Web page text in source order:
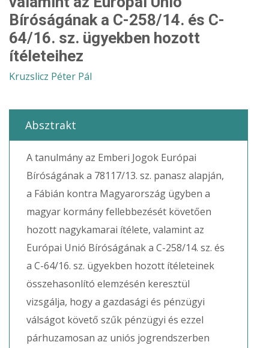
Bíróságának a C-258/14. és C-
64/16. sz. ügyekben hozott
ítéleteihez
Kruzslicz Péter Pál
Absztrakt
A tanulmány az Emberi Jogok Európai
Bíróságának a 78117/13. sz. panasz alapján,
a Fábián kontra Magyarország ügyben a
magyar kormány fellebbezését követően
hozott nagykamarai ítélete, valamint az
Európai Unió Bíróságának a C-258/14. sz. és
a C-64/16. sz. ügyekben hozott ítéleteinek
összehasonlító elemzésén keresztül
vizsgálja, hogy a gazdasági és pénzügyi
válságot követő szűk pénzügyi és ezzel
párhuzamosan az uniós jogrendszerben